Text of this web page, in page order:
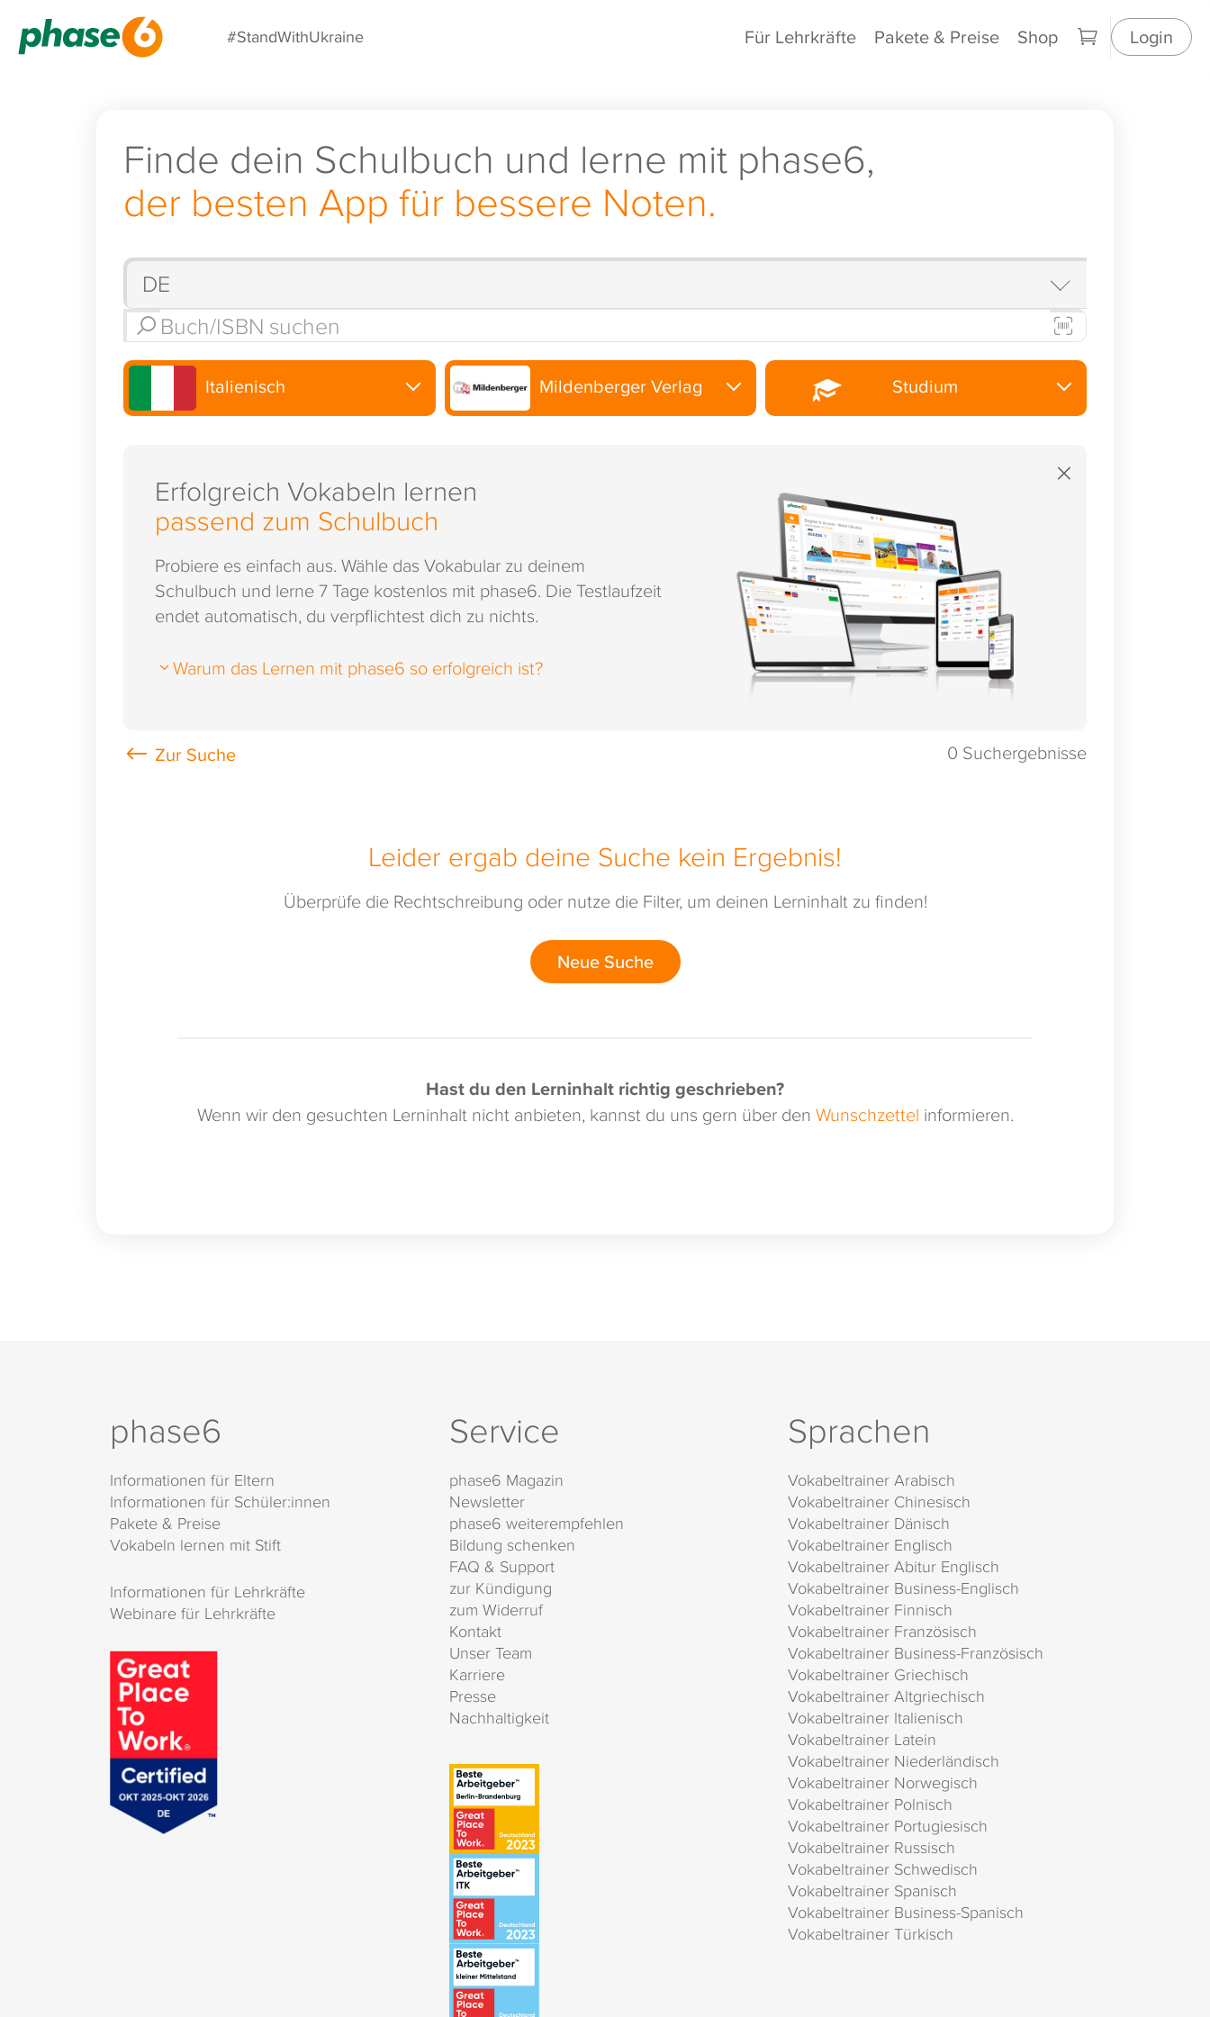
#StandWithUkraine Für Lehrkräfte Pakete & Preise Shop Login
Finde dein Schulbuch und lerne mit phase6,
der besten App für bessere Noten.
Italienisch Mildenberger Verlag Studium
×
Erfolgreich Vokabeln lernen
passend zum Schulbuch
Probiere es einfach aus. Wähle das Vokabular zu deinem
Schulbuch und lerne 7 Tage kostenlos mit phase6. Die Testlaufzeit
endet automatisch, du verpflichtest dich zu nichts.
Warum das Lernen mit phase6 so erfolgreich ist?
0 Suchergebnisse
Leider ergab deine Suche kein Ergebnis!
Überprüfe die Rechtschreibung oder nutze die Filter, um deinen Lerninhalt zu finden!
Neue Suche
Hast du den Lerninhalt richtig geschrieben?
Wenn wir den gesuchten Lerninhalt nicht anbieten, kannst du uns gern über den Wunschzettel informieren.
phase6
Informationen für Eltern
Informationen für Schüler:innen
Pakete & Preise
Vokabeln lernen mit Stift
Informationen für Lehrkräfte
Webinare für Lehrkräfte
Service
phase6 Magazin
Newsletter
phase6 weiterempfehlen
Bildung schenken
FAQ & Support
zur Kündigung
zum Widerruf
Kontakt
Unser Team
Karriere
Presse
Nachhaltigkeit
Sprachen
Vokabeltrainer Arabisch
Vokabeltrainer Chinesisch
Vokabeltrainer Dänisch
Vokabeltrainer Englisch
Vokabeltrainer Abitur Englisch
Vokabeltrainer Business-Englisch
Vokabeltrainer Finnisch
Vokabeltrainer Französisch
Vokabeltrainer Business-Französisch
Vokabeltrainer Griechisch
Vokabeltrainer Altgriechisch
Vokabeltrainer Italienisch
Vokabeltrainer Latein
Vokabeltrainer Niederländisch
Vokabeltrainer Norwegisch
Vokabeltrainer Polnisch
Vokabeltrainer Portugiesisch
Vokabeltrainer Russisch
Vokabeltrainer Schwedisch
Vokabeltrainer Spanisch
Vokabeltrainer Business-Spanisch
Vokabeltrainer Türkisch